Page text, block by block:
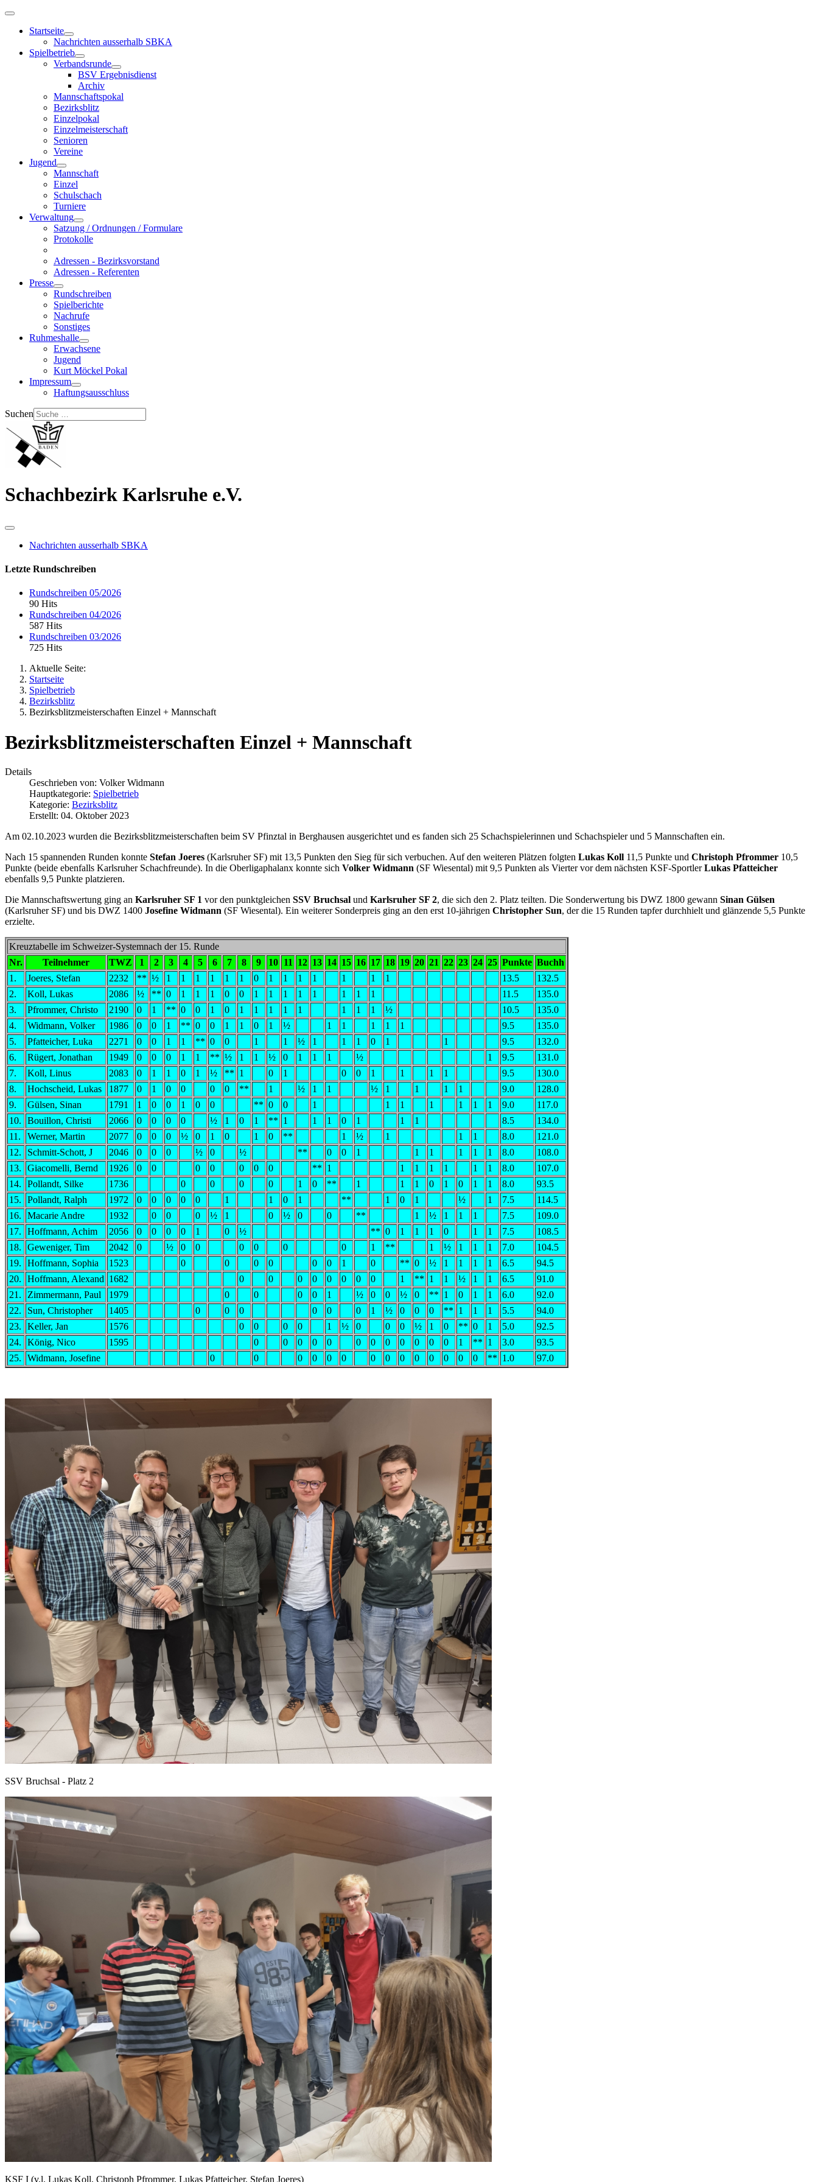
Startseite
Nachrichten ausserhalb SBKA
Spielbetrieb
Verbandsrunde
BSV Ergebnisdienst
Archiv
Mannschaftspokal
Bezirksblitz
Einzelpokal
Einzelmeisterschaft
Senioren
Vereine
Jugend
Mannschaft
Einzel
Schulschach
Turniere
Verwaltung
Satzung / Ordnungen / Formulare
Protokolle
Adressen - Bezirksvorstand
Adressen - Referenten
Presse
Rundschreiben
Spielberichte
Nachrufe
Sonstiges
Ruhmeshalle
Erwachsene
Jugend
Kurt Möckel Pokal
Impressum
Haftungsausschluss
Suchen
Schachbezirk Karlsruhe e.V.
Nachrichten ausserhalb SBKA
Letzte Rundschreiben
Rundschreiben 05/2026
90 Hits
Rundschreiben 04/2026
587 Hits
Rundschreiben 03/2026
725 Hits
Aktuelle Seite:
Startseite
Spielbetrieb
Bezirksblitz
Bezirksblitzmeisterschaften Einzel + Mannschaft
Bezirksblitzmeisterschaften Einzel + Mannschaft
Details
Geschrieben von: Volker Widmann
Hauptkategorie: Spielbetrieb
Kategorie: Bezirksblitz
Erstellt: 04. Oktober 2023
Am 02.10.2023 wurden die Bezirksblitzmeisterschaften beim SV Pfinztal in Berghausen ausgerichtet und es fanden sich 25 Schachspielerinnen und Schachspieler und 5 Mannschaften ein.
Nach 15 spannenden Runden konnte Stefan Joeres (Karlsruher SF) mit 13,5 Punkten den Sieg für sich verbuchen. Auf den weiteren Plätzen folgten Lukas Koll 11,5 Punkte und Christoph Pfrommer 10,5
Punkte (beide ebenfalls Karlsruher Schachfreunde). In die Oberligaphalanx konnte sich Volker Widmann (SF Wiesental) mit 9,5 Punkten als Vierter vor dem nächsten KSF-SportlerLukas Pfatteicher
ebenfalls 9,5 Punkte platzieren.
Die Mannschaftswertung ging an Karlsruher SF 1 vor den punktgleichen SSV Bruchsal und Karlsruher SF 2, die sich den 2. Platz teilten. Die Sonderwertung bis DWZ 1800 gewann Sinan Gülsen
(Karlsruher SF) und bis DWZ 1400 Josefine Widmann (SF Wiesental). Ein weiterer Sonderpreis ging an den erst 10-jährigen Christopher Sun, der die 15 Runden tapfer durchhielt und glänzende 5,5 Punkte
erzielte.
Kreuztabelle im Schweizer-Systemnach der 15. Runde
Nr.
Teilnehmer TWZ 1 2 3 4 5 6 7 8 9 10 11 12 13 14 15 16 17 18 19 20 21 22 23 24 25 Punkte Buchh
1.
Joeres, Stefan 2232 ** ½ 1 1 1 1 1 1 0 1 1 1 1 1 1 1 13.5
132.5
2.
Koll, Lukas 2086 ½ ** 0 1 1 1 0 0 1 1 1 1 1 1 1 1 11.5
135.0
3.
Pfrommer, Christo 2190 0 1 ** 0 0 1 0 1 1 1 1 1 1 1 1 ½ 10.5
135.0
4.
Widmann, Volker 1986 0 0 1 ** 0 0 1 1 0 1 ½ 1 1 1 1 1 9.5
135.0
5.
Pfatteicher, Luka 2271 0 0 1 1 ** 0 0 1 1 ½ 1 1 1 0 1 1 9.5
132.0
6.
Rügert, Jonathan 1949 0 0 0 1 1 ** ½ 1 1 ½ 0 1 1 1 ½ 1 9.5
131.0
7.
Koll, Linus 2083 0 1 1 0 1 ½ ** 1 0 1 0 0 1 1 1 1 9.5
130.0
8.
Hochscheid, Lukas 1877 0 1 0 0 0 0 ** 1 ½ 1 1 ½ 1 1 1 1 9.0
128.0
9.
Gülsen, Sinan 1791 1 0 0 1 0 0 ** 0 0 1 1 1 1 1 1 1 9.0
117.0
10.
Bouillon, Christi 2066 0 0 0 0 ½ 1 0 1 ** 1 1 1 0 1 1 1 8.5
134.0
11.
Werner, Martin 2077 0 0 0 ½ 0 1 0 1 0 ** 1 ½ 1 1 1 8.0
121.0
12.
Schmitt-Schott, J 2046 0 0 0 ½ 0 ½ ** 0 0 1 1 1 1 1 1 8.0
108.0
13.
Giacomelli, Bernd 1926 0 0 0 0 0 0 0 ** 1 1 1 1 1 1 1 8.0
107.0
14.
Pollandt, Silke 1736 0 0 0 0 1 0 ** 1 1 1 0 1 0 1 1 8.0
93.5
15.
Pollandt, Ralph 1972 0 0 0 0 0 1 1 0 1 ** 1 0 1 ½ 1 7.5
114.5
16.
Macarie Andre 1932 0 0 0 ½ 1 0 ½ 0 0 ** 1 ½ 1 1 1 7.5
109.0
17.
Hoffmann, Achim 2056 0 0 0 0 1 0 ½ ** 0 1 1 1 0 1 1 7.5
108.5
18.
Geweniger, Tim 2042 0 ½ 0 0 0 0 0 0 1 ** 1 ½ 1 1 1 7.0
104.5
19.
Hoffmann, Sophia 1523 0 0 0 0 0 0 1 0 ** 0 ½ 1 1 1 1 6.5
94.5
20.
Hoffmann, Alexand 1682 0 0 0 0 0 0 0 0 1 ** 1 1 ½ 1 1 6.5
91.0
21.
Zimmermann, Paul 1979 0 0 0 0 1 ½ 0 0 ½ 0 ** 1 0 1 1 6.0
92.0
22.
Sun, Christopher 1405 0 0 0 0 0 0 1 ½ 0 0 0 ** 1 1 1 5.5
94.0
23.
Keller, Jan 1576 0 0 0 0 1 ½ 0 0 0 ½ 1 0 ** 0 1 5.0
92.5
24.
König, Nico 1595 0 0 0 0 0 0 0 0 0 0 0 0 1 ** 1 3.0
93.5
25.
Widmann, Josefine 0 0 0 0 0 0 0 0 0 0 0 0 0 0 ** 1.0 97.0
SSV Bruchsal - Platz 2
KSF I (v.l. Lukas Koll, Christoph Pfrommer, Lukas Pfatteicher, Stefan Joeres)